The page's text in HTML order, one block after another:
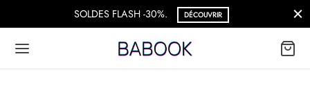
SOLDES FLASH -30%. DÉCOUVRIR